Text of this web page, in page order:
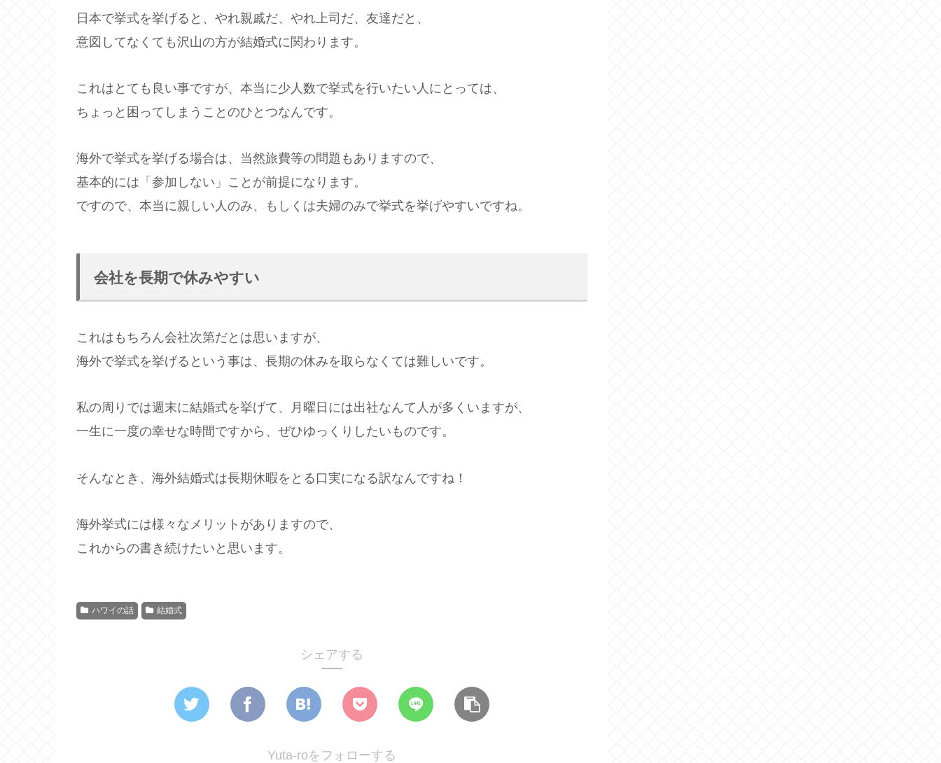
日本で挙式を挙げると、やれ親戚だ、やれ上司だ、友達だと、
意図してなくても沢山の方が結婚式に関わります。
これはとても良い事ですが、本当に少人数で挙式を行いたい人にとっては、
ちょっと困ってしまうことのひとつなんです。
海外で挙式を挙げる場合は、当然旅費等の問題もありますので、
基本的には「参加しない」ことが前提になります。
ですので、本当に親しい人のみ、もしくは夫婦のみで挙式を挙げやすいですね。
会社を長期で休みやすい
これはもちろん会社次第だとは思いますが、
海外で挙式を挙げるという事は、長期の休みを取らなくては難しいです。
私の周りでは週末に結婚式を挙げて、月曜日には出社なんて人が多くいますが、
一生に一度の幸せな時間ですから、ぜひゆっくりしたいものです。
そんなとき、海外結婚式は長期休暇をとる口実になる訳なんですね！
海外挙式には様々なメリットがありますので、
これからの書き続けたいと思います。
ハワイの話 結婚式
シェアする
Yuta-roをフォローする